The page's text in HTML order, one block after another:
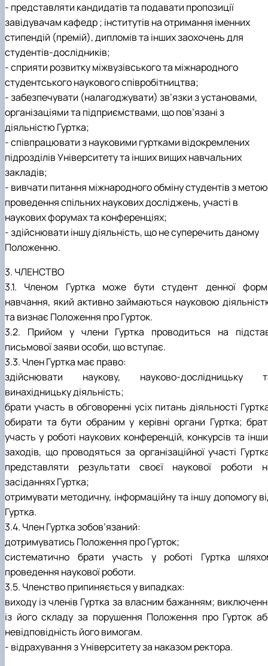
- представляти кандидатів та подавати пропозиції
завідувачам кафедр ; інститутів на отримання іменних
стипендій (премій), дипломів та інших заохочень для
студентів-дослідників;
- сприяти розвитку міжвузівського та міжнародного
студентського наукового співробітництва;
- забезпечувати (налагоджувати) зв’язки з установами,
організаціями та підприємствами, що пов’язані з
діяльністю Гуртка;
- співпрацювати з науковими гуртками відокремлених
підрозділів Університету та інших вищих навчальних
закладів;
- вивчати питання міжнародного обміну студентів з
проведення спільних наукових досліджень, участі в
наукових форумах та конференціях;
- здійснювати іншу діяльність, що не суперечить даному
Положенню.
3. ЧЛЕНСТВО
3.1. Членом Гуртка може бути студент денної
навчання, який активно займаються науковою
та визнає Положення про Гурток.
3.2. Прийом у члени Гуртка проводиться на
письмової заяви особи, що вступає.
3.3. Член Гуртка має право:
здійснювати наукову, науково-дослідницьку
винахідницьку діяльність;
брати участь в обговоренні усіх питань діяльності
обирати та бути обраним у керівні органи Гуртка;
участь у роботі наукових конференцій, конкурсів та
заходів, що проводяться за організаційної участі
представляти результати своєї наукової роботи
засіданнях Гуртка;
отримувати методичну, інформаційну та іншу допомогу
Гуртка.
3.4. Член Гуртка зобов’язаний:
дотримуватись Положення про Гурток;
систематично брати участь у роботі Гуртка
проведення наукової роботи.
3.5. Членство припиняється у випадках:
виходу із членів Гуртка за власним бажанням;
із його складу за порушення Положення про Гурток
невідповідність його вимогам.
- відрахування з Університету за наказом ректора.